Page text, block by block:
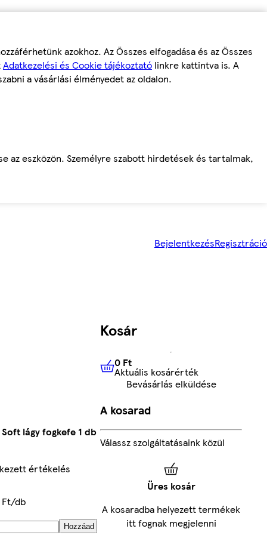
azokhoz. Az Összes elfogadása és az Összes
Adatkezelési és Cookie tájékoztató linkre kattintva is. A
a vásárlási élményedet az oldalon.
az eszközön. Személyre szabott hirdetések és tartalmak,
BejelentkezésRegisztráció
lágy fogkefe 1 db
értékelés
Ft/db
Hozzáad
Kosár
0 FtAktuális kosárérték
0 Ft
Aktuális kosárérték
Bevásárlás elküldése
A kosarad
Válassz szolgáltatásaink közül
Üres kosár
A kosaradba helyezett termékek
itt fognak megjelenni